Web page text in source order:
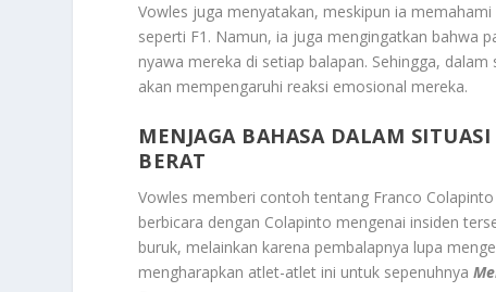
Vowles juga menyatakan, meskipun ia
seperti F1. Namun, ia juga mengingatkan bahwa
nyawa mereka di setiap balapan. Sehingga,
akan mempengaruhi reaksi emosional mereka.
MENJAGA BAHASA DALAM
BERAT
Vowles memberi contoh tentang Franco
berbicara dengan Colapinto mengenai insiden
buruk, melainkan karena pembalapnya lupa
mengharapkan atlet-atlet ini untuk sepenuhnya